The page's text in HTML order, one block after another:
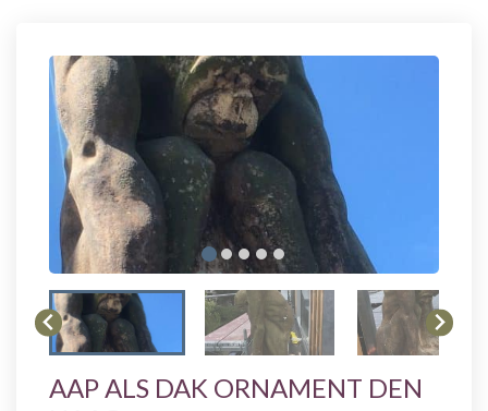
AAP ALS DAK ORNAMENT DEN